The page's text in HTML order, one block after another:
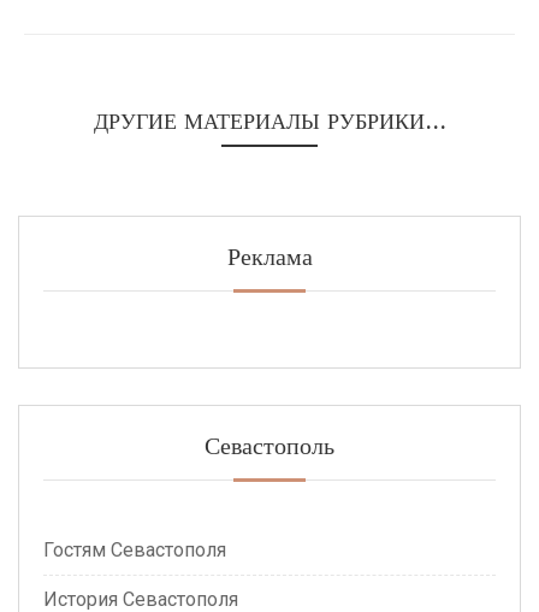
ДРУГИЕ МАТЕРИАЛЫ РУБРИКИ...
Реклама
Севастополь
Гостям Севастополя
История Севастополя